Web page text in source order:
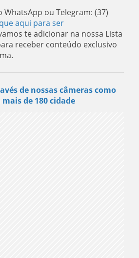
WhatsApp ou Telegram: (37)
aqui para ser
te adicionar na nossa Lista
receber conteúdo exclusivo
de nossas câmeras como
de 180 cidade